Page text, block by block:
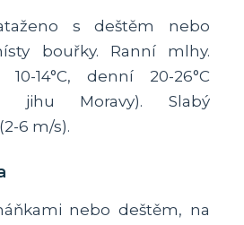
s deštěm nebo
bouřky. Ranní mlhy.
14°C, denní 20-26°C
jihu Moravy). Slabý
6 m/s).
nebo deštěm, na